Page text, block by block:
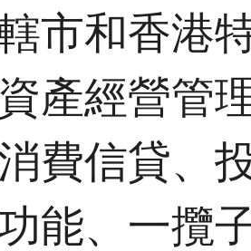
市和香港
產經營管
費信貸、
能、一攬